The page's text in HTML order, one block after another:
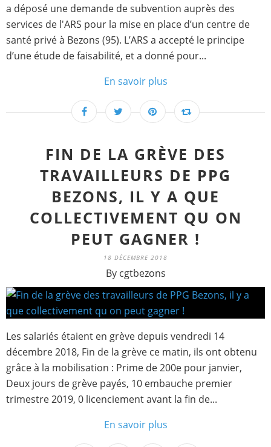
a déposé une demande de subvention auprès des
services de l'ARS pour la mise en place d’un centre de
santé privé à Bezons (95). L’ARS a accepté le principe
d’une étude de faisabilité, et a donné pour...
En savoir plus
FIN DE LA GRÈVE DES
TRAVAILLEURS DE PPG
BEZONS, IL Y A QUE
COLLECTIVEMENT QU ON
PEUT GAGNER !
18 DÉCEMBRE 2018
By cgtbezons
Les salariés étaient en grève depuis vendredi 14
décembre 2018, Fin de la grève ce matin, ils ont obtenu
grâce à la mobilisation : Prime de 200e pour janvier,
Deux jours de grève payés, 10 embauche premier
trimestre 2019, 0 licenciement avant la fin de...
En savoir plus